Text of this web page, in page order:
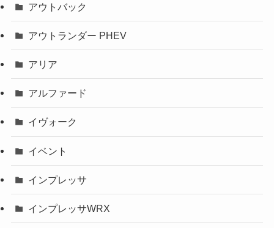
アウトバック
アウトランダー PHEV
アリア
アルファード
イヴォーク
イベント
インプレッサ
インプレッサWRX